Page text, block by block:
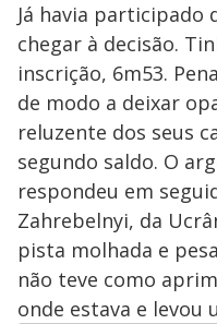
Já havia participado
chegar à decisão.
inscrição, 6m53.
de modo a deixar
reluzente dos seus
segundo saldo. O
respondeu em
Zahrebelnyi, da
pista molhada e
não teve como
onde estava e levou